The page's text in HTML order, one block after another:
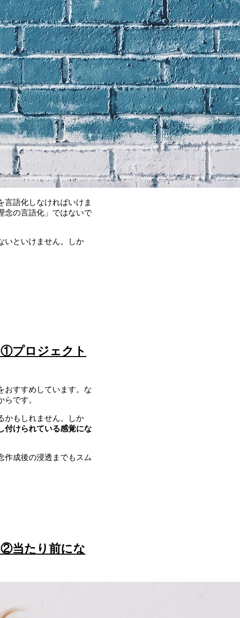
言語化しなければいけま
念の言語化」ではないで
いといけません。しか
プロジェクト
おすすめしています。な
らです。
かもしれません。しか
付けられている感覚にな
作成後の浸透までもスム
②当たり前にな